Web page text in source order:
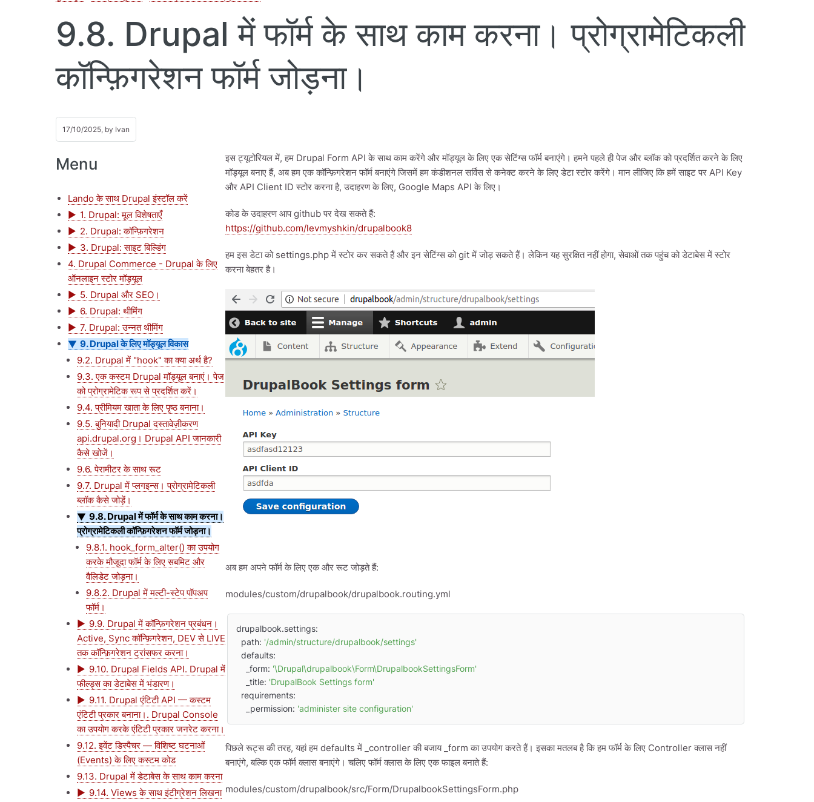
9.8. Drupal में फॉर्म के साथ काम करना। प्रोग्रामेटिकली
कॉन्फ़िगरेशन फॉर्म जोड़ना।
17/10/2025, by Ivan
Menu
Lando के साथ Drupal इंस्टॉल करें
1. Drupal: मूल विशेषताएँ
2. Drupal: कॉन्फ़िगरेशन
3. Drupal: साइट बिल्डिंग
4. Drupal Commerce - Drupal के लिए
ऑनलाइन स्टोर मॉड्यूल
5. Drupal और SEO।
6. Drupal: थीमिंग
7. Drupal: उन्नत थीमिंग
9. Drupal के लिए मॉड्यूल विकास
9.2. Drupal में "hook" का क्या अर्थ है?
9.3. एक कस्टम Drupal मॉड्यूल बनाएं। पेज
को प्रोग्रामेटिक रूप से प्रदर्शित करें।
9.4. प्रीमियम खाता के लिए पृष्ठ बनाना।
9.5. बुनियादी Drupal दस्तावेज़ीकरण
api.drupal.org। Drupal API जानकारी
कैसे खोजें।
9.6. पेरामीटर के साथ रूट
9.7. Drupal में प्लगइन्स। प्रोग्रामेटिकली
ब्लॉक कैसे जोड़ें।
9.8. Drupal में फॉर्म के साथ काम करना।
प्रोग्रामेटिकली कॉन्फ़िगरेशन फॉर्म जोड़ना।
9.8.1. hook_form_alter() का उपयोग
करके मौजूदा फॉर्म के लिए सबमिट और
वैलिडेट जोड़ना।
9.8.2. Drupal में मल्टी-स्टेप पॉपअप
फॉर्म।
9.9. Drupal में कॉन्फ़िगरेशन प्रबंधन।
Active, Sync कॉन्फ़िगरेशन, DEV से LIVE
तक कॉन्फ़िगरेशन ट्रांसफर करना।
9.10. Drupal Fields API. Drupal में
फील्ड्स का डेटाबेस में भंडारण।
9.11. Drupal एंटिटी API — कस्टम
एंटिटी प्रकार बनाना।. Drupal Console
का उपयोग करके एंटिटी प्रकार जनरेट करना।
9.12. इवेंट डिस्पैचर — विशिष्ट घटनाओं
(Events) के लिए कस्टम कोड
9.13. Drupal में डेटाबेस के साथ काम करना
9.14. Views के साथ इंटीग्रेशन लिखना
इस ट्यूटोरियल में, हम Drupal Form API के साथ काम करेंगे और मॉड्यूल के लिए एक सेटिंग्स फॉर्म बनाएंगे। हमने पहले ही पेज और ब्लॉक को प्रदर्शित करने के लिए
मॉड्यूल बनाए हैं, अब हम एक कॉन्फ़िगरेशन फॉर्म बनाएंगे जिसमें हम कंडीशनल सर्विस से कनेक्ट करने के लिए डेटा स्टोर करेंगे। मान लीजिए कि हमें साइट पर API Key
और API Client ID स्टोर करना है, उदाहरण के लिए, Google Maps API के लिए।
कोड के उदाहरण आप github पर देख सकते हैं:
https://github.com/levmyshkin/drupalbook8
हम इस डेटा को settings.php में स्टोर कर सकते हैं और इन सेटिंग्स को git में जोड़ सकते हैं। लेकिन यह सुरक्षित नहीं होगा, सेवाओं तक पहुंच को डेटाबेस में स्टोर
करना बेहतर है।
अब हम अपने फॉर्म के लिए एक और रूट जोड़ते हैं:
modules/custom/drupalbook/drupalbook.routing.yml
drupalbook.settings:
  path:
'/admin/structure/drupalbook/settings'
    _form:
'\Drupal\drupalbook\Form\DrupalbookSettingsForm'
    _title:
'DrupalBook Settings form'
    _permission:
'administer site configuration'
पिछले रूट्स की तरह, यहां हम defaults में _controller की बजाय _form का उपयोग करते हैं। इसका मतलब है कि हम फॉर्म के लिए Controller क्लास नहीं
बनाएंगे, बल्कि एक फॉर्म क्लास बनाएंगे। चलिए फॉर्म क्लास के लिए एक फाइल बनाते हैं:
modules/custom/drupalbook/src/Form/DrupalbookSettingsForm.php